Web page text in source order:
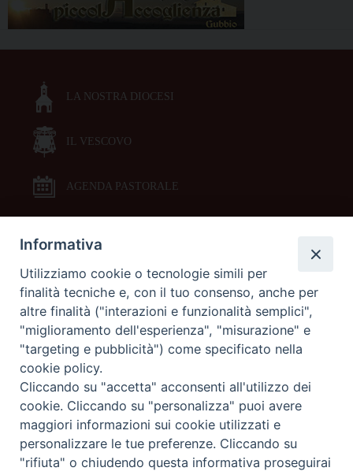
LA NOSTRA DIOCESI
IL VESCOVO
AGENDA PASTORALE
DOCUMENTI PASTORALI
ORARI MESSE
LITURGIA DELLE ORE
GALLERIE FOTOGRAFICHE
GALLERIE VIDEO
Informativa
Utilizziamo cookie o tecnologie simili per
finalità tecniche e, con il tuo consenso, anche per
altre finalità ("interazioni e funzionalità semplici",
"miglioramento dell'esperienza", "misurazione" e
"targeting e pubblicità") come specificato nella
cookie policy.
Cliccando su "accetta" acconsenti all'utilizzo dei
cookie. Cliccando su "personalizza" puoi avere
maggiori informazioni sui cookie utilizzati e
personalizzare le tue preferenze. Cliccando su
"rifiuta" o chiudendo questa informativa proseguirai